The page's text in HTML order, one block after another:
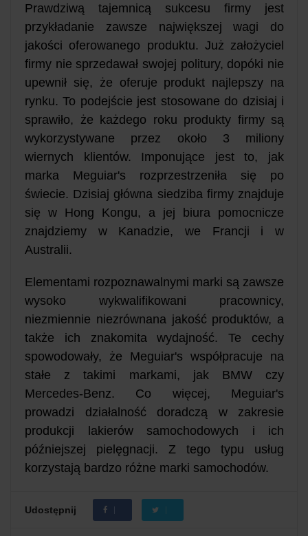
Prawdziwą tajemnicą sukcesu firmy jest
przykładanie zawsze największej wagi do
jakości oferowanego produktu. Już założyciel
firmy nie sprzedawał swojej politury, dopóki nie
upewnił się, że oferuje produkt najlepszy na
rynku. To podejście jest stosowane do dzisiaj i
sprawiło, że każdego roku produkty firmy są
wykorzystywane przez około 3 miliony
wiernych klientów. Imponujące jest to, jak
marka Meguiar's rozprzestrzeniła się po
świecie. Dzisiaj główna siedziba firmy znajduje
się w Hong Kongu, a jej biura pomocnicze
znajdziemy w Kanadzie, we Francji i w
Australii.
Elementami rozpoznawalnymi marki są zawsze
wysoko wykwalifikowani pracownicy,
niezmiennie niezrównana jakość produktów, a
także ich znakomita wydajność. Te cechy
spowodowały, że Meguiar's współpracuje na
stałe z takimi markami, jak BMW czy
Mercedes-Benz. Co więcej, Meguiar's
prowadzi działalność doradczą w zakresie
produkcji lakierów samochodowych i ich
późniejszej pielęgnacji. Z tego typu usług
korzystają bardzo różne marki samochodów.
Udostępnij